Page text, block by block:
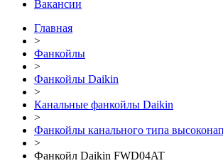
Вакансии
Главная
>
Фанкойлы
>
Фанкойлы Daikin
>
Канальные фанкойлы Daikin
>
Фанкойлы канального типа
>
Фанкойл Daikin FWD04AT